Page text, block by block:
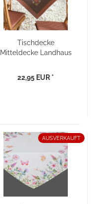
Tischdecke
Mitteldecke Landhaus
22,95 EUR *
AUSVERKAUFT